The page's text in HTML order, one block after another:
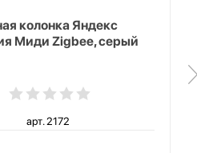
колонка Яндекс
Миди Zigbee, серый
арт. 2172